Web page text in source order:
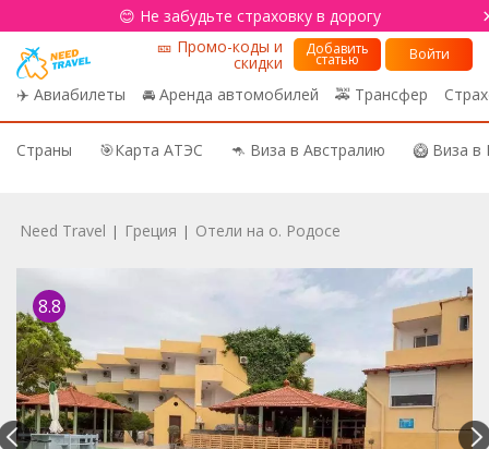
😊 Не забудьте страховку в дорогу
✈️ Авиабилеты 🚘 Аренда автомобилей 🚕 Трансфер
🎫 Промо-коды и
скидки
Добавить
статью Войти
Страны 🎯Карта АТЭС 🦘 Виза в Австралию 🥝 Виза
Need Travel | Греция | Отели на о. Родосе
8.8